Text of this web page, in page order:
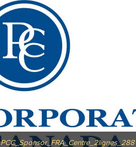
PCC_Sponsor_FRA_Centre_2lignes_288